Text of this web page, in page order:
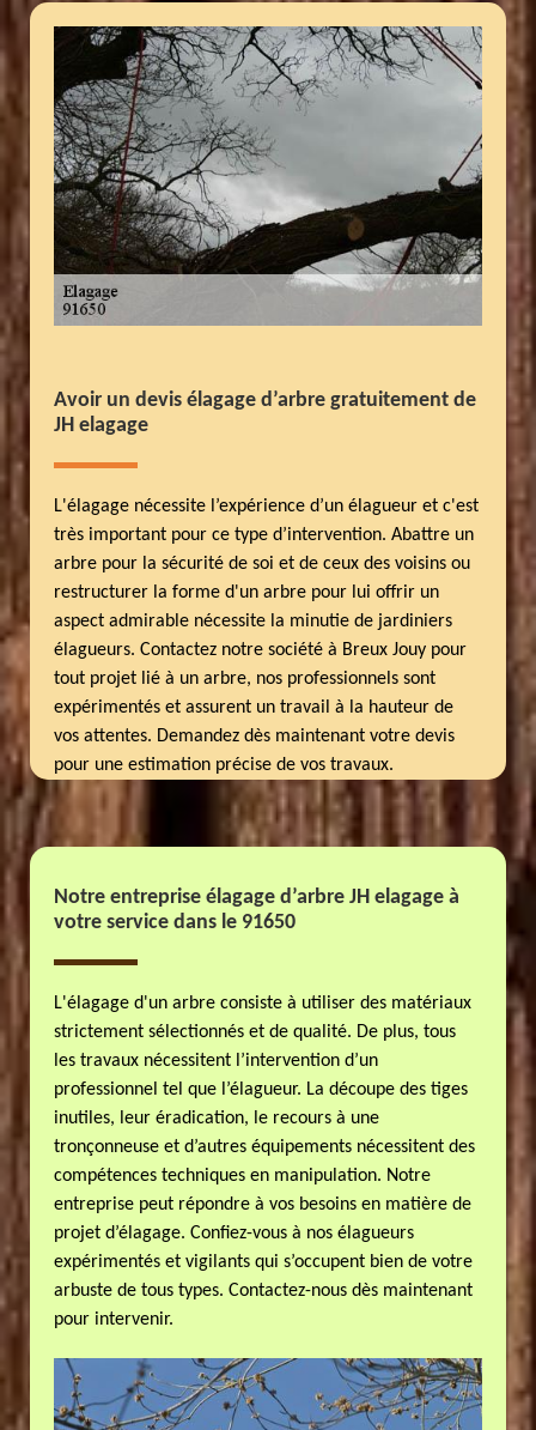
Avoir un devis élagage d’arbre gratuitement de
JH elagage
L'élagage nécessite l’expérience d’un élagueur et c'est
très important pour ce type d’intervention. Abattre un
arbre pour la sécurité de soi et de ceux des voisins ou
restructurer la forme d'un arbre pour lui offrir un
aspect admirable nécessite la minutie de jardiniers
élagueurs. Contactez notre société à Breux Jouy pour
tout projet lié à un arbre, nos professionnels sont
expérimentés et assurent un travail à la hauteur de
vos attentes. Demandez dès maintenant votre devis
pour une estimation précise de vos travaux.
Notre entreprise élagage d’arbre JH elagage à
votre service dans le 91650
L'élagage d'un arbre consiste à utiliser des matériaux
strictement sélectionnés et de qualité. De plus, tous
les travaux nécessitent l’intervention d’un
professionnel tel que l’élagueur. La découpe des tiges
inutiles, leur éradication, le recours à une
tronçonneuse et d’autres équipements nécessitent des
compétences techniques en manipulation. Notre
entreprise peut répondre à vos besoins en matière de
projet d’élagage. Confiez-vous à nos élagueurs
expérimentés et vigilants qui s’occupent bien de votre
arbuste de tous types. Contactez-nous dès maintenant
pour intervenir.